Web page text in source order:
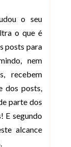
o seu
o que é
posts para
nem
recebem
dos posts,
parte dos
E segundo
alcance